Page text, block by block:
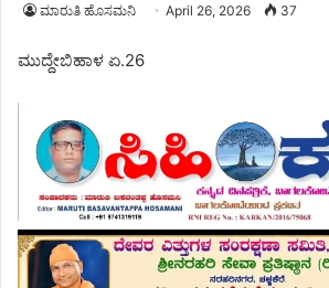
ಮಾರುತಿ ಹೊಸಮನಿ April 26, 2026 37
ಮುದ್ದೇಬಿಹಾಳ ಏ.26